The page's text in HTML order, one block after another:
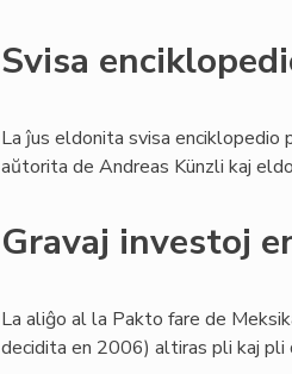
Svisa
La ĵus eldonita svisa enciklopedio
aŭtorita de Andreas Künzli kaj
Gravaj investoj
La aliĝo al la Pakto fare de
decidita en 2006) altiras pli kaj pli